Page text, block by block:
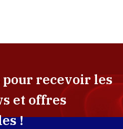
pour recevoir les
et offres
!